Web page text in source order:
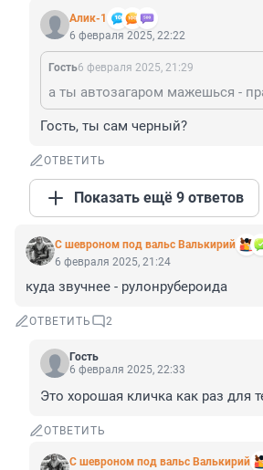
Алик-1
6 февраля 2025, 22:22
Гость6 февраля 2025, 21:29
Гость, ты сам черный?
ОТВЕТИТЬ
Показать ещё 9 ответов
С шевроном под вальс Валькирий
6 февраля 2025, 21:24
куда звучнее - рулонрубероида
ОТВЕТИТЬ 2
Гость
6 февраля 2025, 22:33
Это хорошая кличка как раз для
ОТВЕТИТЬ
С шевроном под вальс Валькирий